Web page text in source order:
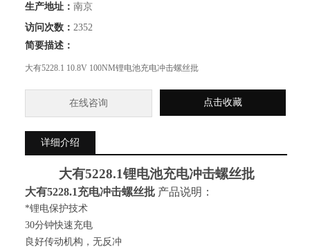
生产地址： 南京
访问次数： 2352
简要描述：
大有5228.1 10.8V 100NM锂电池充电冲击螺丝批
在线咨询 点击收藏
详细介绍
大有5228.1锂电池充电冲击螺丝批
大有5228.1充电冲击螺丝批产品说明：
*锂电保护技术
30分钟快速充电
良好传动机构，无反冲